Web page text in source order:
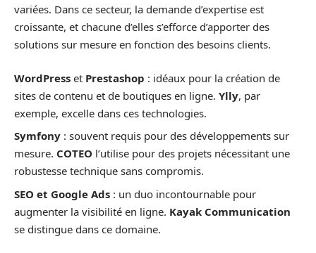
variées. Dans ce secteur, la demande d’expertise est
croissante, et chacune d’elles s’efforce d’apporter des
solutions sur mesure en fonction des besoins clients.
WordPress et Prestashop : idéaux pour la création de
sites de contenu et de boutiques en ligne. Ylly, par
exemple, excelle dans ces technologies.
Symfony : souvent requis pour des développements sur
mesure. COTEO l’utilise pour des projets nécessitant une
robustesse technique sans compromis.
SEO et Google Ads : un duo incontournable pour
augmenter la visibilité en ligne. Kayak Communication
se distingue dans ce domaine.